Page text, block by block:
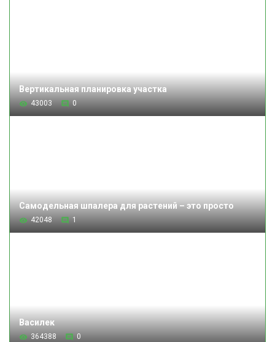
Вертикальная планировка участка
43003 0
Самодельная шпалера для растений – это просто
42048 1
Василек
364388 0